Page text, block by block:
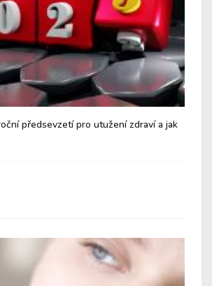
předsevzetí pro utužení zdraví a jak